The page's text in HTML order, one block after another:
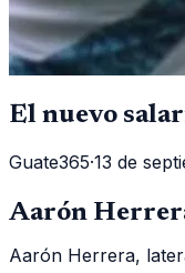
El nuevo
Guate365·13 de
Aarón
Aarón Herrera,